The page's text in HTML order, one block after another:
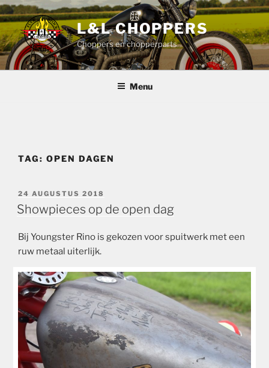
Ga
naar
de
inhoud
L&L CHOPPERS
Choppers en chopperparts
Menu
TAG: OPEN DAGEN
GEPLAATST
OP
24 AUGUSTUS 2018
Showpieces op de open dag
Bij Youngster Rino is gekozen voor spuitwerk met een
ruw metaal uiterlijk.